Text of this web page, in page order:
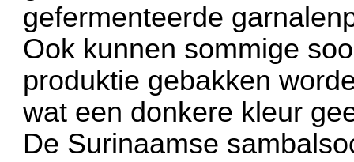
gefermenteerde
Ook kunnen sommige
produktie gebakken
wat een donkere kleur
De Surinaamse